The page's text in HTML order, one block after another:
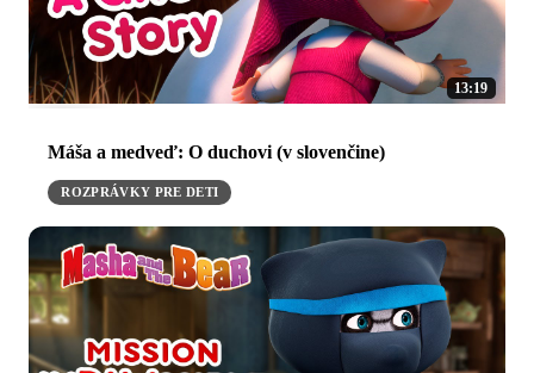
13:19
Máša a medveď: O duchovi (v slovenčine)
ROZPRÁVKY PRE DETI